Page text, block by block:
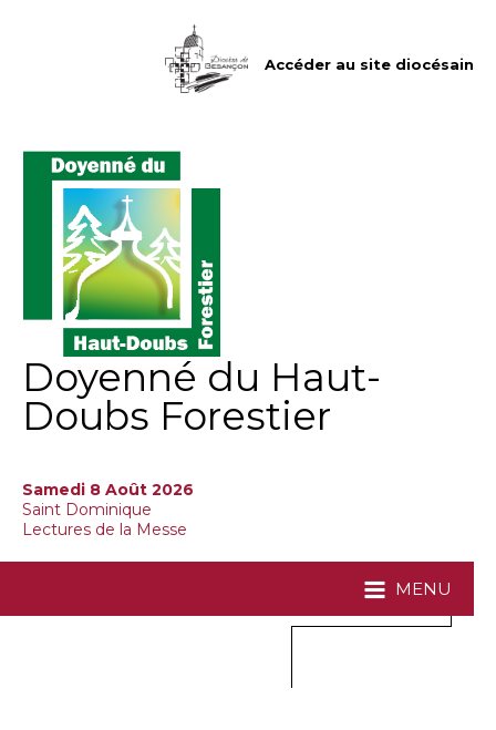
Accéder au site diocésain
Doyenné du Haut-
Doubs Forestier
Samedi 8 Août 2026
Saint Dominique
Lectures de la Messe
MENU